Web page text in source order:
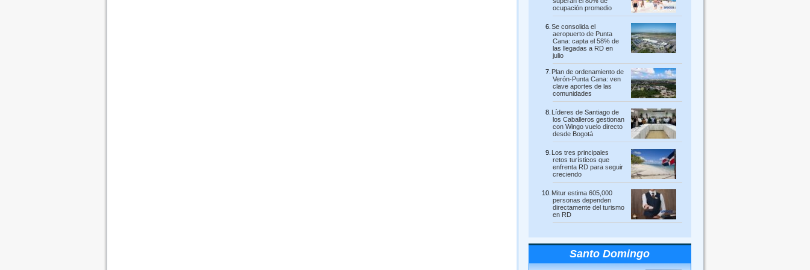
ocupación promedio
Se consolida el
aeropuerto de Punta
Cana: capta el 58% de
las llegadas a RD en
julio
Plan de ordenamiento de
Verón-Punta Cana: ven
clave aportes de las
comunidades
Líderes de Santiago de
los Caballeros gestionan
con Wingo vuelo directo
desde Bogotá
Los tres principales
retos turísticos que
enfrenta RD para seguir
creciendo
Mitur estima 605,000
personas dependen
directamente del turismo
en RD
Santo Domingo